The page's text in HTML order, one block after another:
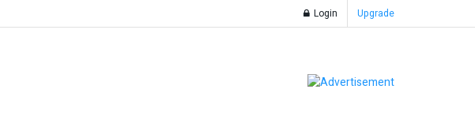
Login Upgrade